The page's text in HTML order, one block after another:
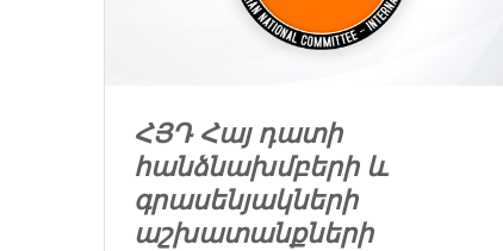
ՀՅԴ Հայ դատի
հանձնախմբերի և
գրասենյակների
աշխատանքների